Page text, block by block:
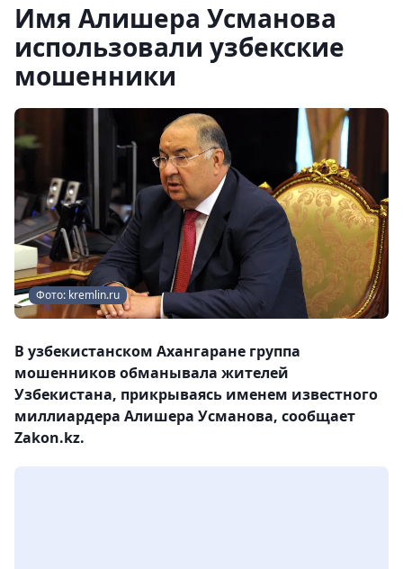
Имя Алишера Усманова
использовали узбекские
мошенники
Фото: kremlin.ru
В узбекистанском Ахангаране группа
мошенников обманывала жителей
Узбекистана, прикрываясь именем известного
миллиардера Алишера Усманова, сообщает
Zakon.kz.